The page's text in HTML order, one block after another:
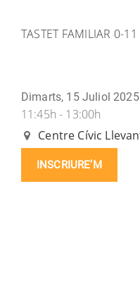
TASTET FAMILIAR 0-11
Dimarts, 15 Juliol
11:45h - 13:00h
Centre Cívic
INSCRIURE’M